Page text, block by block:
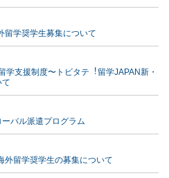
留学奨学生募集について
⽀援制度〜トビタテ︕留学JAPAN新・
て
バル派遣プログラム
外留学奨学生の募集について